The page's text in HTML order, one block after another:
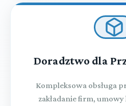
Doradztwo dla
Kompleksowa obsługa
zakładanie firm,